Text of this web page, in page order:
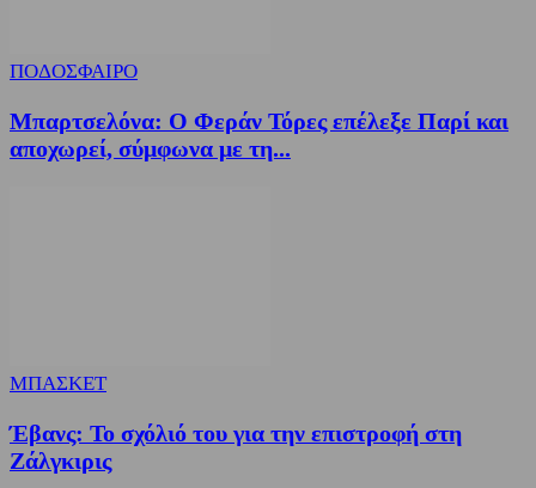
ΠΟΔΟΣΦΑΙΡΟ
Μπαρτσελόνα: Ο Φεράν Τόρες επέλεξε Παρί και
αποχωρεί, σύμφωνα με τη...
ΜΠΑΣΚΕΤ
Έβανς: Το σχόλιό του για την επιστροφή στη
Ζάλγκιρις